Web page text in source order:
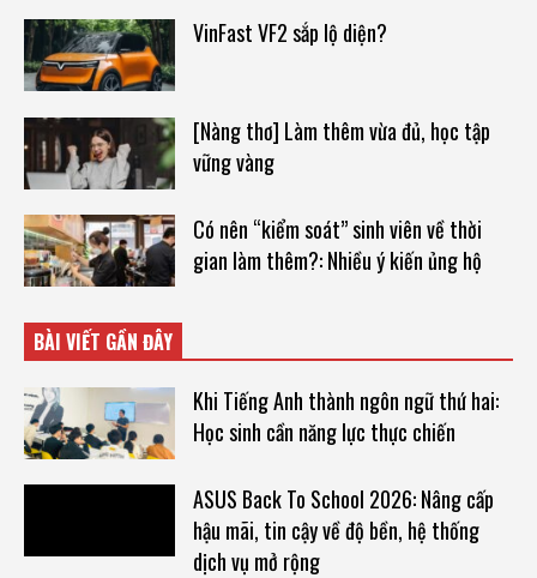
VinFast VF2 sắp lộ diện?
[Nàng thơ] Làm thêm vừa đủ, học tập
vững vàng
Có nên “kiểm soát” sinh viên về thời
gian làm thêm?: Nhiều ý kiến ủng hộ
BÀI VIẾT GẦN ĐÂY
Khi Tiếng Anh thành ngôn ngữ thứ hai:
Học sinh cần năng lực thực chiến
ASUS Back To School 2026: Nâng cấp
hậu mãi, tin cậy về độ bền, hệ thống
dịch vụ mở rộng